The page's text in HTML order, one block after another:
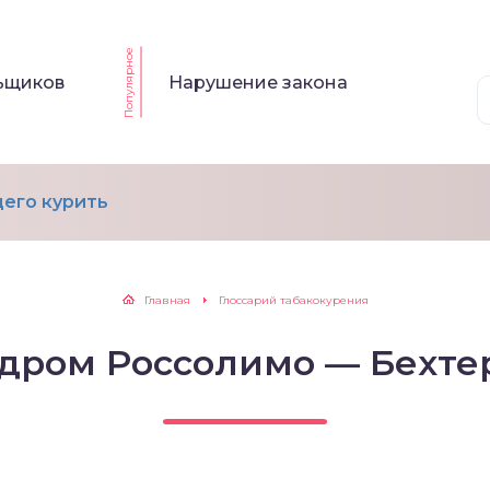
Популярное Нарушение закона
курить
Главная Глоссарий табакокурения
Россолимо —